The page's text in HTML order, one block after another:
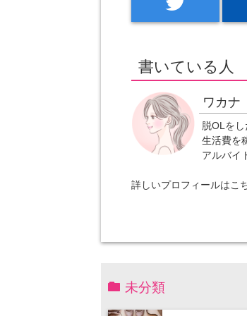
書いている人
ワカナ
脱OLを
生活費を
アルバイ
詳しいプロフィールはこ
未分類